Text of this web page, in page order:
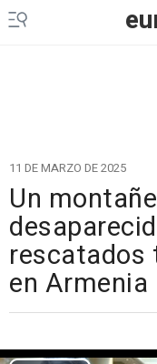
11 DE MARZO DE 2025
Un
rescatados
en Armenia